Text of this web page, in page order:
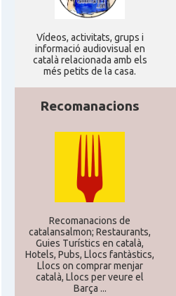
Ví­deos, activitats, grups i
informació audiovisual en
català relacionada amb els
més petits de la casa.
Recomanacions
Recomanacions de
catalansalmon; Restaurants,
Guies Turístics en català,
Hotels, Pubs, Llocs fantàstics,
Llocs on comprar menjar
català, Llocs per veure el
Barça ...